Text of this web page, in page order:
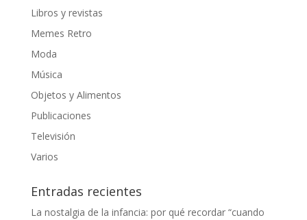
Libros y revistas
Memes Retro
Moda
Música
Objetos y Alimentos
Publicaciones
Televisión
Varios
Entradas recientes
La nostalgia de la infancia: por qué recordar “cuando